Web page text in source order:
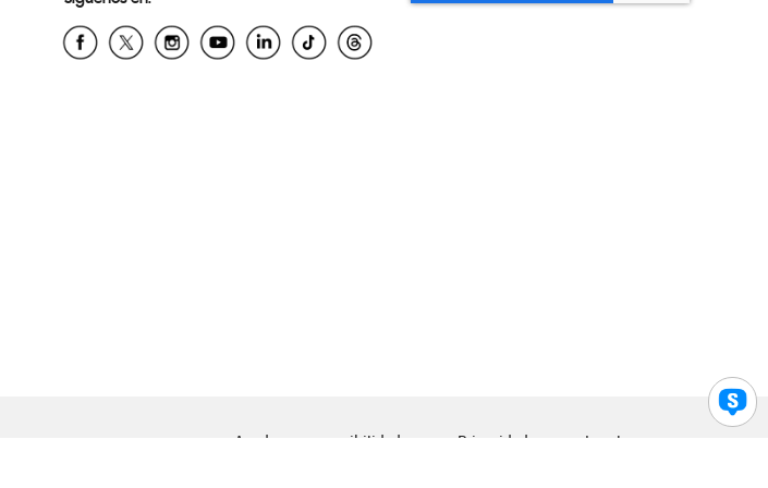
Ayuda para accesibilidad Privacidad Legal